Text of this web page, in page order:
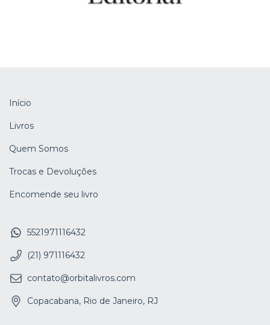
Início
Livros
Quem Somos
Trocas e Devoluções
Encomende seu livro
5521971116432
(21) 971116432
contato@orbitalivros.com
Copacabana, Rio de Janeiro, RJ